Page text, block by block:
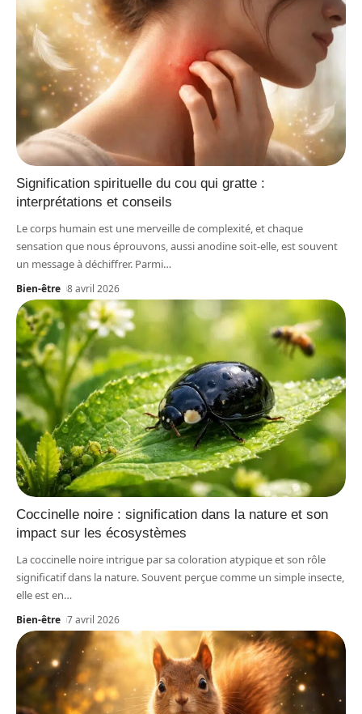
Signification spirituelle du cou qui gratte :
interprétations et conseils
Le corps humain est une merveille de complexité, et chaque
sensation que nous éprouvons, aussi anodine soit-elle, est souvent
un message à déchiffrer. Parmi…
Bien-être 8 avril 2026
Coccinelle noire : signification dans la nature et son
impact sur les écosystèmes
La coccinelle noire intrigue par sa coloration atypique et son rôle
significatif dans la nature. Souvent perçue comme un simple insecte,
elle est en…
Bien-être 7 avril 2026